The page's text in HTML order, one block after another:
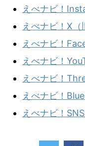
えべナビ！
えべナビ！X（
えべナビ！
えべナビ！
えべナビ！
えべナビ！
えべナビ！